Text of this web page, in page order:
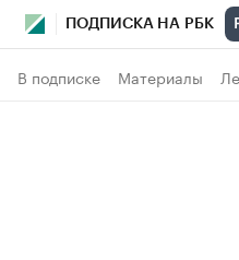
ПОДПИСКА НА РБК
В подписке Материалы